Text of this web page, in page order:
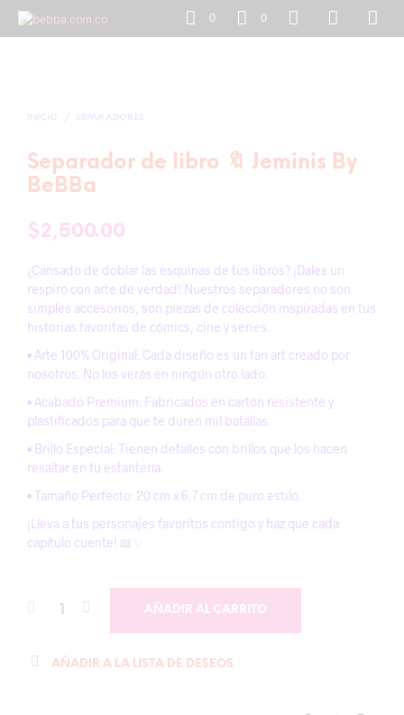
0 0
Separador de libro 🔖 Jeminis By
BeBBa
$2,500.00
¿Cansado de doblar las esquinas de tus libros? ¡Dales un
respiro con arte de verdad! Nuestros separadores no son
simples accesorios, son piezas de colección inspiradas en tus
historias favoritas de cómics, cine y series.
• Arte 100% Original: Cada diseño es un fan art creado por
nosotros. No los verás en ningún otro lado.
• Acabado Premium: Fabricados en cartón resistente y
plastificados para que te duren mil batallas.
• Brillo Especial: Tienen detalles con brillos que los hacen
resaltar en tu estantería.
• Tamaño Perfecto: 20 cm x 6,7 cm de puro estilo.
¡Lleva a tus personajes favoritos contigo y haz que cada
capítulo cuente! 📖✨
AÑADIR AL CARRITO
AÑADIR A LA LISTA DE DESEOS